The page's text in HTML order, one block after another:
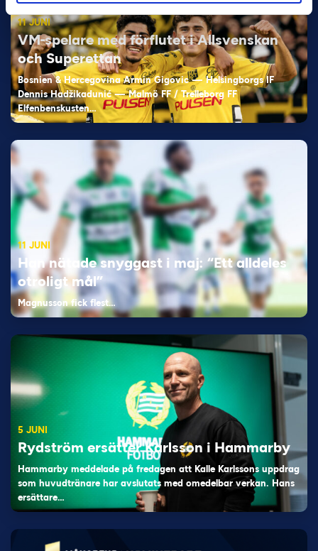
11 JUNI
VM-spelare med förflutet i Allsvenskan
och Superettan
Bosnien & Hercegovina Armin Gigovic — Helsingborgs IF
Dennis Hadžikadunić — Malmö FF / Trelleborg FF
Elfenbenskusten…
11 JUNI
Han nätade snyggast i maj: “Ett alldeles
otroligt mål”
Magnusson fick flest…
5 JUNI
Rydström ersätter Karlsson i Hammarby
Hammarby meddelade på fredagen att Kalle Karlssons uppdrag
som huvudtränare har avslutats med omedelbar verkan. Hans
ersättare…